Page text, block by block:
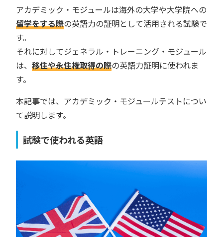
アカデミック・モジュールは海外の大学や大学院への
留学をする際の英語力の証明として活用される試験で
す。
それに対してジェネラル・トレーニング・モジュール
は、 移住や永住権取得の際の英語力証明に使われま
す。
本記事では、アカデミック・モジュールテストについ
て説明します。
試験で使われる英語